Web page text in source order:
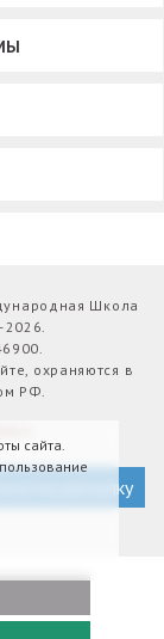
Школа
охраняются в
РФ.
на рассылку
сайта.